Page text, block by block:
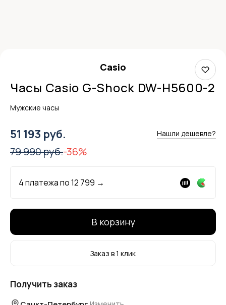
Casio
Часы Casio G-Shock DW-H5600-2
Мужские часы
51 193 руб. Нашли дешевле?
79 990 руб.-36%
4 платежа по12 799 →
В корзину
Заказ в 1 клик
Получить заказ